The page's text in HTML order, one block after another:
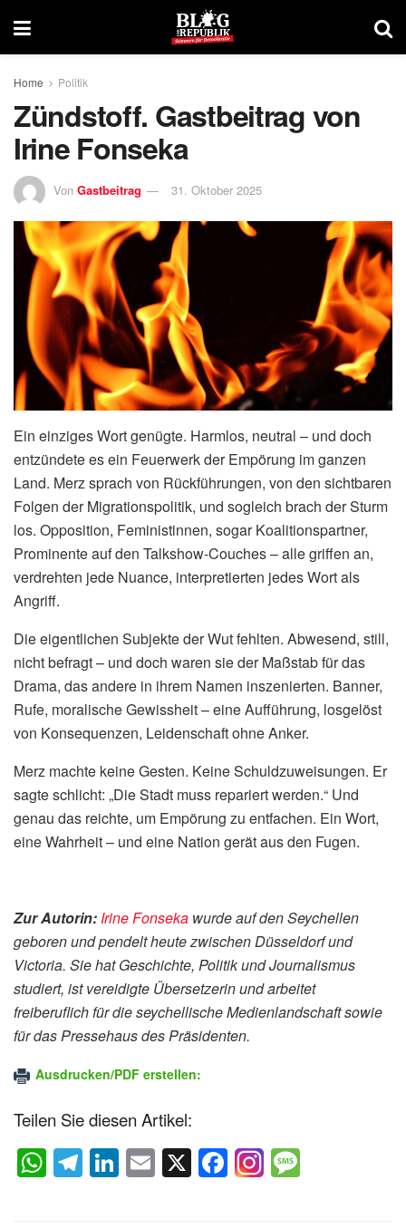
Home Politik
Zündstoff. Gastbeitrag von
Irine Fonseka
Von Gastbeitrag 31. Oktober 2025
Ein einziges Wort genügte. Harmlos, neutral – und doch
entzündete es ein Feuerwerk der Empörung im ganzen
Land. Merz sprach von Rückführungen, von den sichtbaren
Folgen der Migrationspolitik, und sogleich brach der Sturm
los. Opposition, Feministinnen, sogar Koalitionspartner,
Prominente auf den Talkshow-Couches – alle griffen an,
verdrehten jede Nuance, interpretierten jedes Wort als
Angriff.
Die eigentlichen Subjekte der Wut fehlten. Abwesend, still,
nicht befragt – und doch waren sie der Maßstab für das
Drama, das andere in ihrem Namen inszenierten. Banner,
Rufe, moralische Gewissheit – eine Aufführung, losgelöst
von Konsequenzen, Leidenschaft ohne Anker.
Merz machte keine Gesten. Keine Schuldzuweisungen. Er
sagte schlicht: „Die Stadt muss repariert werden.“ Und
genau das reichte, um Empörung zu entfachen. Ein Wort,
eine Wahrheit – und eine Nation gerät aus den Fugen.
Zur Autorin:Irine Fonseka wurde auf den Seychellen
geboren und pendelt heute zwischen Düsseldorf und
Victoria. Sie hat Geschichte, Politik und Journalismus
studiert, ist vereidigte Übersetzerin und arbeitet
freiberuflich für die seychellische Medienlandschaft sowie
für das Pressehaus des Präsidenten.
Ausdrucken/PDF erstellen:
Teilen Sie diesen Artikel:
W
h
T
el
Li
n
E
m
X F
a